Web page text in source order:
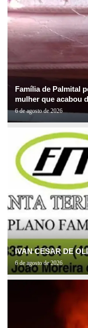
Família de Palmital
mulher que acabou
6 de agosto de 2026
IVAN CESAR DE
6 de agosto de 2026